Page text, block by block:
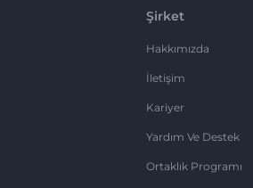
Şirket
Hakkımızda
İletişim
Kariyer
Yardım Ve Destek
Ortaklık Programı